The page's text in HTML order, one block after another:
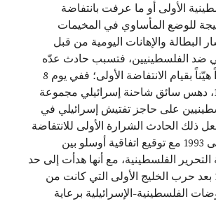
الأولى أو ما عرفت بانتفاضة
للوضع المأساوي في المخيمات
البطالة والإهانات اليومية من قبل
ضد الفلسطينيين، فتسبب حادث عدّه
الإسرائيليون أمراً هيّناً بقيام الانتفاضة الأولى؛ ففي يوم 8
كانون الأول 1987، دهس سائق شاحنة إسرائيلي مجموعة
على حاجز تفتيش إسرائيلي في
ذلك الحادث الشرارة الأولى للانتفاضة
التي استمرت حتى 1993 مع توقيع اتفاقية أوسلو بين
الفلسطينية، مع أنها هدأت إلى حد
ما في العام 1991 بعد حرب الخليج الأولى التي كانت من
الفلسطينية-الإسرائيلية برعاية